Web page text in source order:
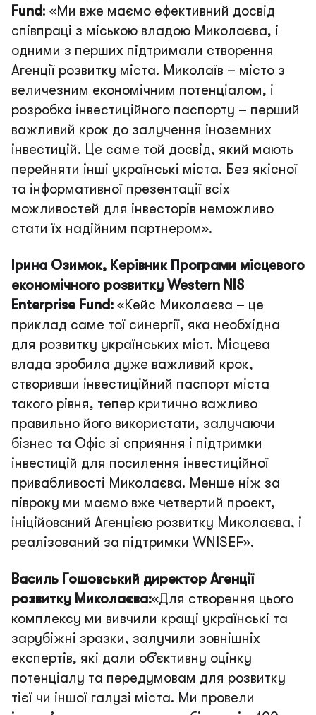
Fund: «Ми вже маємо ефективний досвід
співпраці з міською владою Миколаєва, і
одними з перших підтримали створення
Агенції розвитку міста. Миколаїв – місто з
величезним економічним потенціалом, і
розробка інвестиційного паспорту – перший
важливий крок до залучення іноземних
інвестицій. Це саме той досвід, який мають
перейняти інші українські міста. Без якісної
та інформативної презентації всіх
можливостей для інвесторів неможливо
стати їх надійним партнером».
Ірина Озимок, Керівник Програми місцевого
економічного розвитку Western NIS
Enterprise Fund: «Кейс Миколаєва – це
приклад саме тої синергії, яка необхідна
для розвитку українських міст. Місцева
влада зробила дуже важливий крок,
створивши інвестиційний паспорт міста
такого рівня, тепер критично важливо
правильно його використати, залучаючи
бізнес та Офіс зі сприяння і підтримки
інвестицій для посилення інвестиційної
привабливості Миколаєва. Менше ніж за
півроку ми маємо вже четвертий проект,
ініційований Агенцією розвитку Миколаєва, і
реалізований за підтримки WNISEF».
Василь Гошовський директор Агенції
розвитку Миколаєва:«Для створення цього
комплексу ми вивчили кращі українські та
зарубіжні зразки, залучили зовнішніх
експертів, які дали об’єктивну оцінку
потенціалу та передумовам для розвитку
тієї чи іншої галузі міста. Ми провели